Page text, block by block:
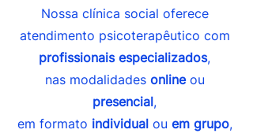
Nossa clínica social oferece
atendimento psicoterapêutico com
profissionais especializados,
nas modalidades onlineou
presencial,
em formato individualou em grupo,